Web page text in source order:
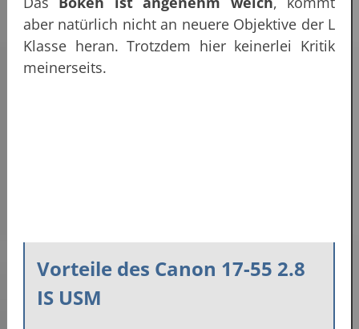
aber natürlich nicht an neuere Objektive der L
Klasse heran. Trotzdem hier keinerlei Kritik
meinerseits.
Vorteile des Canon 17-55 2.8
IS USM